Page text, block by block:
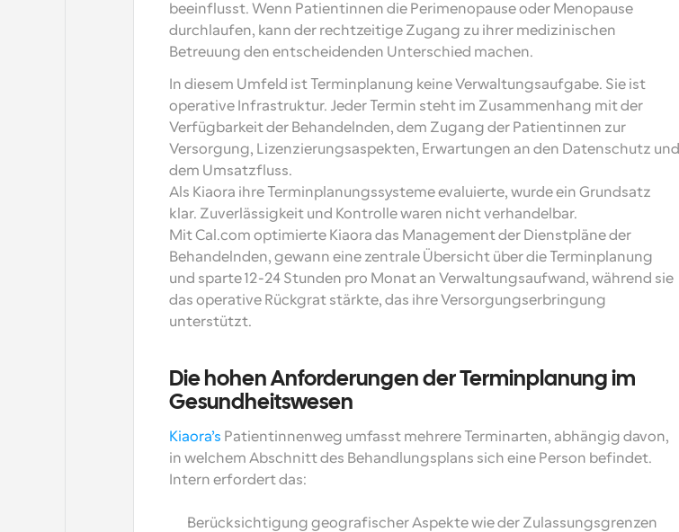
beeinflusst. Wenn Patientinnen die Perimenopause oder Menopause
durchlaufen, kann der rechtzeitige Zugang zu ihrer medizinischen
Betreuung den entscheidenden Unterschied machen.
In diesem Umfeld ist Terminplanung keine Verwaltungsaufgabe. Sie ist
operative Infrastruktur. Jeder Termin steht im Zusammenhang mit der
Verfügbarkeit der Behandelnden, dem Zugang der Patientinnen zur
Versorgung, Lizenzierungsaspekten, Erwartungen an den Datenschutz und
dem Umsatzfluss.
Als Kiaora ihre Terminplanungssysteme evaluierte, wurde ein Grundsatz
klar. Zuverlässigkeit und Kontrolle waren nicht verhandelbar.
Mit Cal.com optimierte Kiaora das Management der Dienstpläne der
Behandelnden, gewann eine zentrale Übersicht über die Terminplanung
und sparte 12-24 Stunden pro Monat an Verwaltungsaufwand, während sie
das operative Rückgrat stärkte, das ihre Versorgungserbringung
unterstützt.
Die hohen Anforderungen der Terminplanung im
Gesundheitswesen
Kiaora’s Patientinnenweg umfasst mehrere Terminarten, abhängig davon,
in welchem Abschnitt des Behandlungsplans sich eine Person befindet.
Intern erfordert das:
Berücksichtigung geografischer Aspekte wie der Zulassungsgrenzen